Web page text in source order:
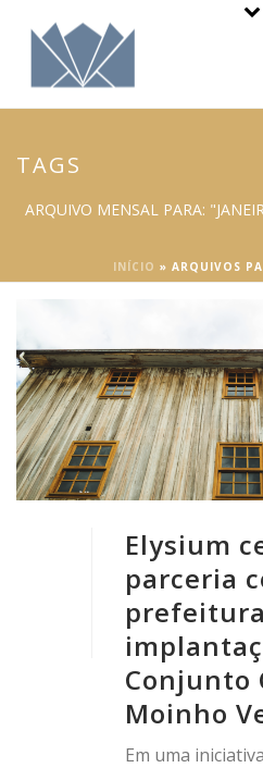
TAGS
ARQUIVO MENSAL PARA:
INÍCIO » ARQUIVOS
Elysium
parceria
Conjunto
Moinho
Em uma